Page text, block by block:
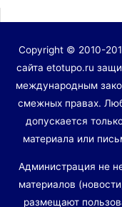
Copyright © 2010-
сайта etotupo.ru
международным
смежных правах.
допускается
материала или
Администрация не
материалов
размещают